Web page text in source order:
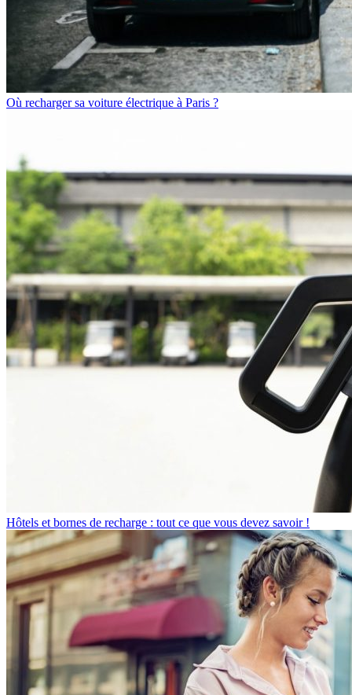
Où recharger sa voiture électrique à Paris ?
Hôtels et bornes de recharge : tout ce que vous devez savoir !